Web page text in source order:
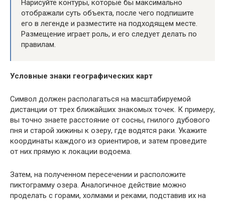
Нарисуйте контуры, которые бы максимально
отображали суть объекта, после чего подпишите
его в легенде и разместите на подходящем месте.
Размещение играет роль, и его следует делать по
правилам.
Условные знаки географических карт
Символ должен располагаться на масштабируемой
дистанции от трех ближайших знакомых точек. К примеру,
вы точно знаете расстояние от сосны, гнилого дубового
пня и старой хижины к озеру, где водятся раки. Укажите
координаты каждого из ориентиров, и затем проведите
от них прямую к локации водоема.
Затем, на полученном пересечении и расположите
пиктограмму озера. Аналогичное действие можно
проделать с горами, холмами и реками, подставив их на